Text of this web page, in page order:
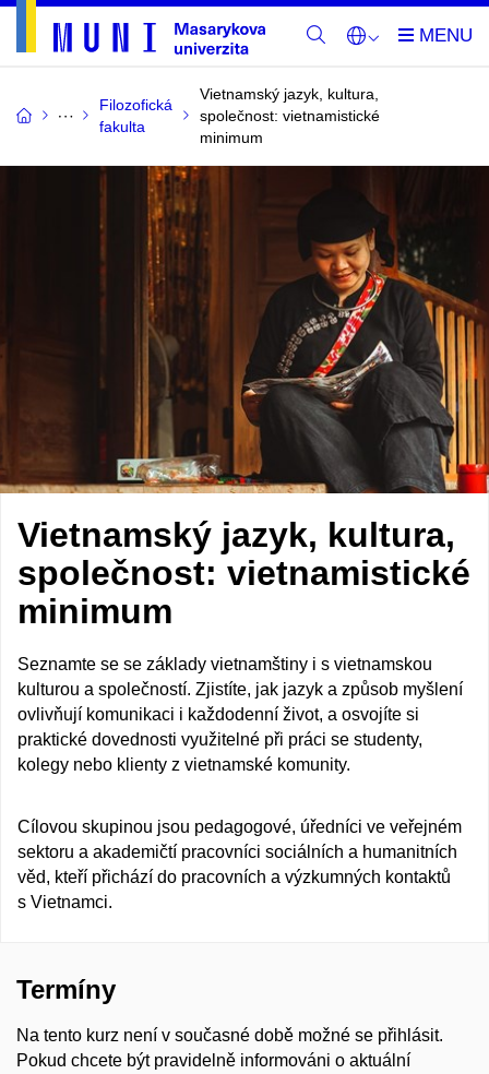
Filozofická
fakulta
Vietnamský jazyk, kultura,
společnost: vietnamistické
minimum
Vietnamský jazyk, kultura,
společnost: vietnamistické
minimum
Seznamte se se základy vietnamštiny i s vietnamskou
kulturou a společností. Zjistíte, jak jazyk a způsob myšlení
ovlivňují komunikaci i každodenní život, a osvojíte si
praktické dovednosti využitelné při práci se studenty,
kolegy nebo klienty z vietnamské komunity.
Cílovou skupinou jsou pedagogové, úředníci ve veřejném
sektoru a akademičtí pracovníci sociálních a humanitních
věd, kteří přichází do pracovních a výzkumných kontaktů
s Vietnamci.
Termíny
Na tento kurz není v současné době možné se přihlásit.
Pokud chcete být pravidelně informováni o aktuální